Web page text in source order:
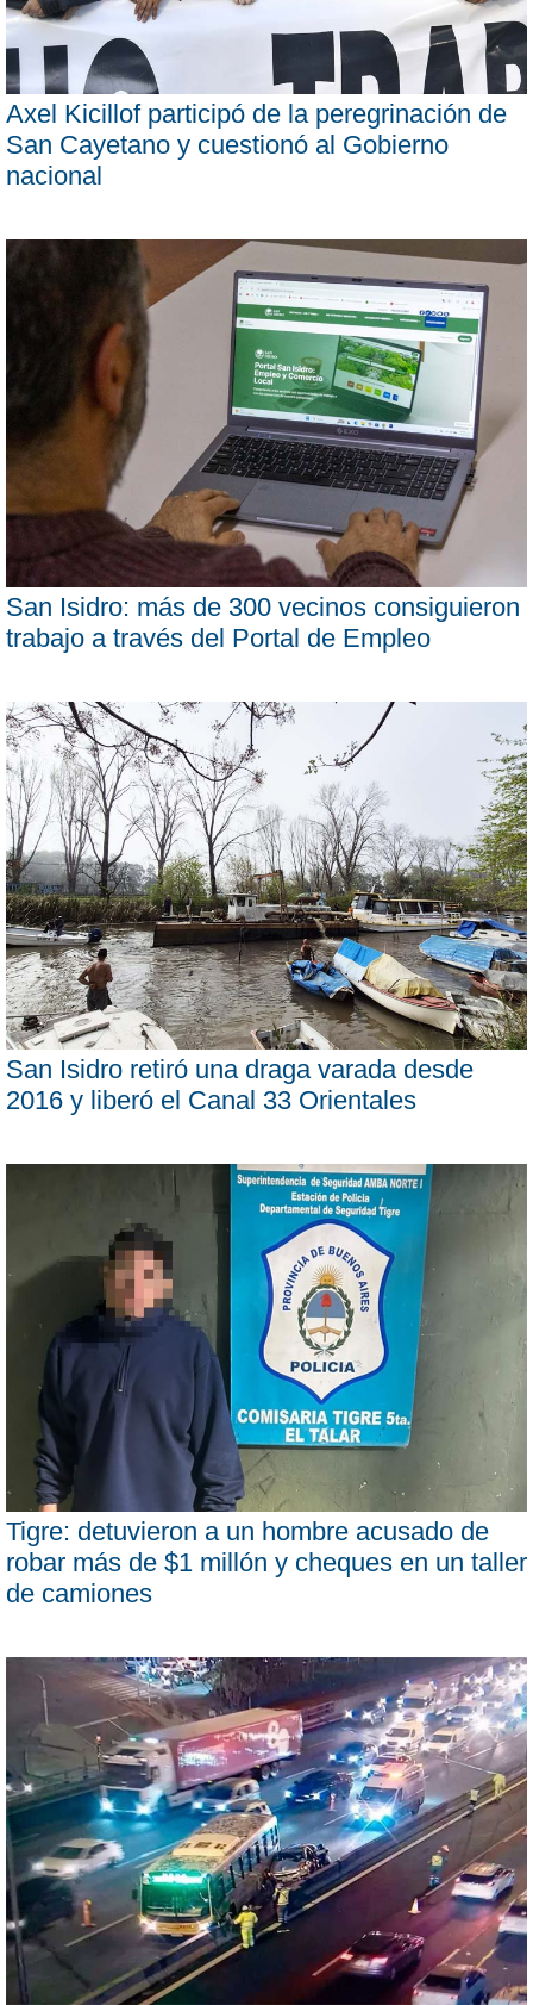
Axel Kicillof participó de la peregrinación de
San Cayetano y cuestionó al Gobierno
nacional
San Isidro: más de 300 vecinos consiguieron
trabajo a través del Portal de Empleo
San Isidro retiró una draga varada desde
2016 y liberó el Canal 33 Orientales
Tigre: detuvieron a un hombre acusado de
robar más de $1 millón y cheques en un taller
de camiones